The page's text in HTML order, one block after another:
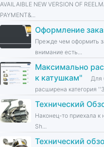
AVAILAIBLE NEW VERSION OF
PAYMENT&...
Оформление
Прежде чем оформить
внимание есть...
Максимально
к катушкам''
Для
расширена категория
Технический
Наконец-то приехала
Sh...
Технический